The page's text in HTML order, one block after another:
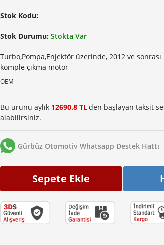
Stok Kodu:
Stok Durumu: Stokta Var
Turbo,Pompa,Enjektör üzerinde, 2012 ve
komple çıkma motor
OEM
Bu ürünü aylık 12690.8 TL'den başlayan taksit
alabilirsiniz.
Gürbüz Otomotiv Whatsapp Destek Hattı
Sepete Ekle